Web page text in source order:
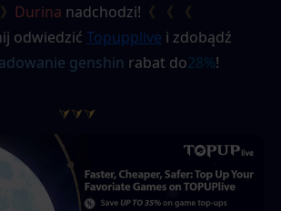
Durina nadchodzi! 《 《 《
odwiedzić Topupplive i zdobądź
genshin rabat do28%!
⮛⮛⮛